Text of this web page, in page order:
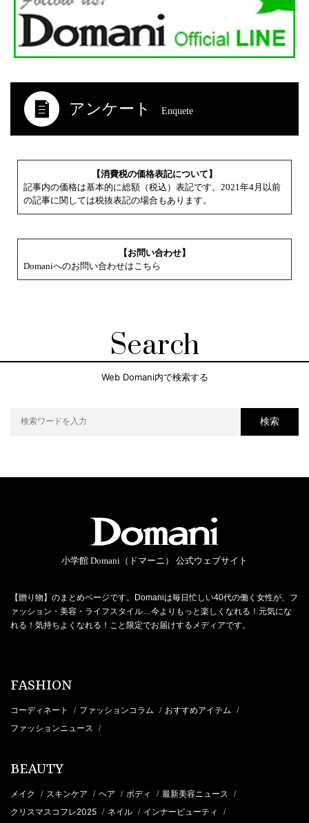
アンケート Enquete
【消費税の価格表記について】
記事内の価格は基本的に総額（税込）表記です。2021年4月以前
の記事に関しては税抜表記の場合もあります。
【お問い合わせ】
Domaniへのお問い合わせはこちら
Search
Web Domani内で検索する
検索
小学館 Domani（ドマーニ） 公式ウェブサイト
【贈り物】のまとめページです。Domaniは毎日忙しい40代の働く女性が、フ
ァッション・美容・ライフスタイル…今よりもっと楽しくなれる！元気にな
れる！気持ちよくなれる！こと限定でお届けするメディアです。
FASHION
コーディネート / ファッションコラム / おすすめアイテム /
ファッションニュース /
BEAUTY
メイク / スキンケア / ヘア / ボディ / 最新美容ニュース /
クリスマスコフレ2025 / ネイル / インナービューティ /